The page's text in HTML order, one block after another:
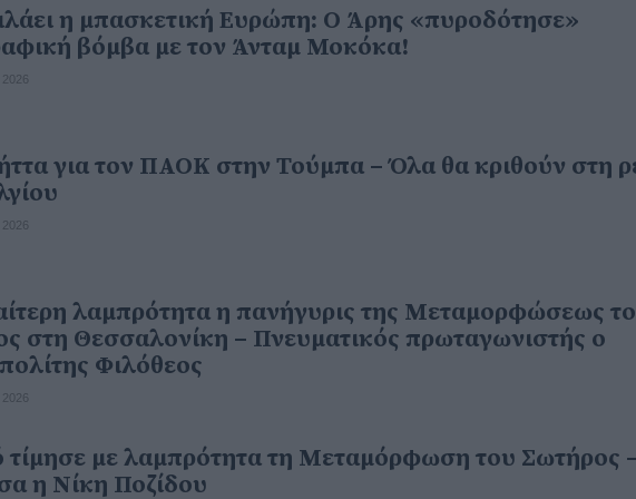
η μπασκετική Ευρώπη: Ο Άρης «πυροδότησε»
βόμβα με τον Άνταμ Μοκόκα!
για τον ΠΑΟΚ στην Τούμπα – Όλα θα κριθούν στη
λαμπρότητα η πανήγυρις της Μεταμορφώσεως
στη Θεσσαλονίκη – Πνευματικός πρωταγωνιστής ο
Φιλόθεος
τίμησε με λαμπρότητα τη Μεταμόρφωση του Σωτήρος
η Νίκη Ποζίδου